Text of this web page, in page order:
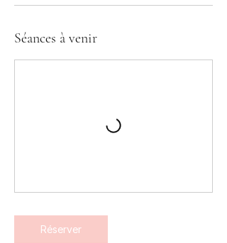
Séances à venir
Réserver